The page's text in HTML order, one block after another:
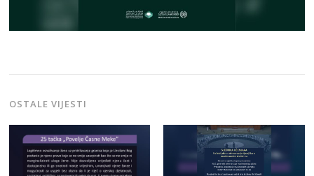
OSTALE VIJESTI